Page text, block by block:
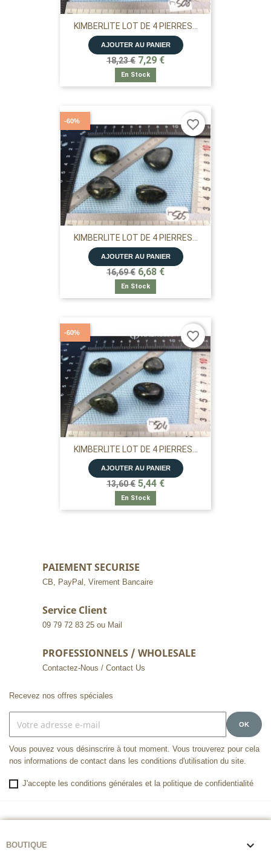
KIMBERLITE LOT DE 4 PIERRES...
AJOUTER AU PANIER
18,23 € 7,29 €
En Stock
KIMBERLITE LOT DE 4 PIERRES...
AJOUTER AU PANIER
16,69 € 6,68 €
En Stock
-60% favorite_border
KIMBERLITE LOT DE 4 PIERRES...
AJOUTER AU PANIER
13,60 € 5,44 €
En Stock
-60% favorite_border
PAIEMENT SECURISE
CB, PayPal, Virement Bancaire
Service Client
09 79 72 83 25 ou Mail
PROFESSIONNELS / WHOLESALE
Contactez-Nous / Contact Us
Recevez nos offres spéciales
Vous pouvez vous désinscrire à tout moment. Vous trouverez pour cela
nos informations de contact dans les conditions d'utilisation du site.
J'accepte les conditions générales et la politique de confidentialité
BOUTIQUE 